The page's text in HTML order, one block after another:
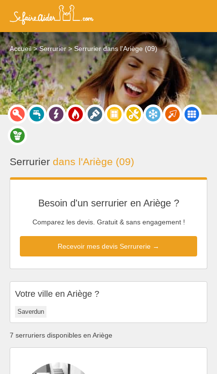
Accueil Serrurier Serrurier dans l'Ariège (09)
Serrurier dans l'Ariège (09)
Besoin d'un serrurier en Ariège ?
Comparez les devis. Gratuit & sans engagement !
Recevoir mes devis Serrurerie →
Votre ville en Ariège ?
Saverdun
7 serruriers disponibles en Ariège